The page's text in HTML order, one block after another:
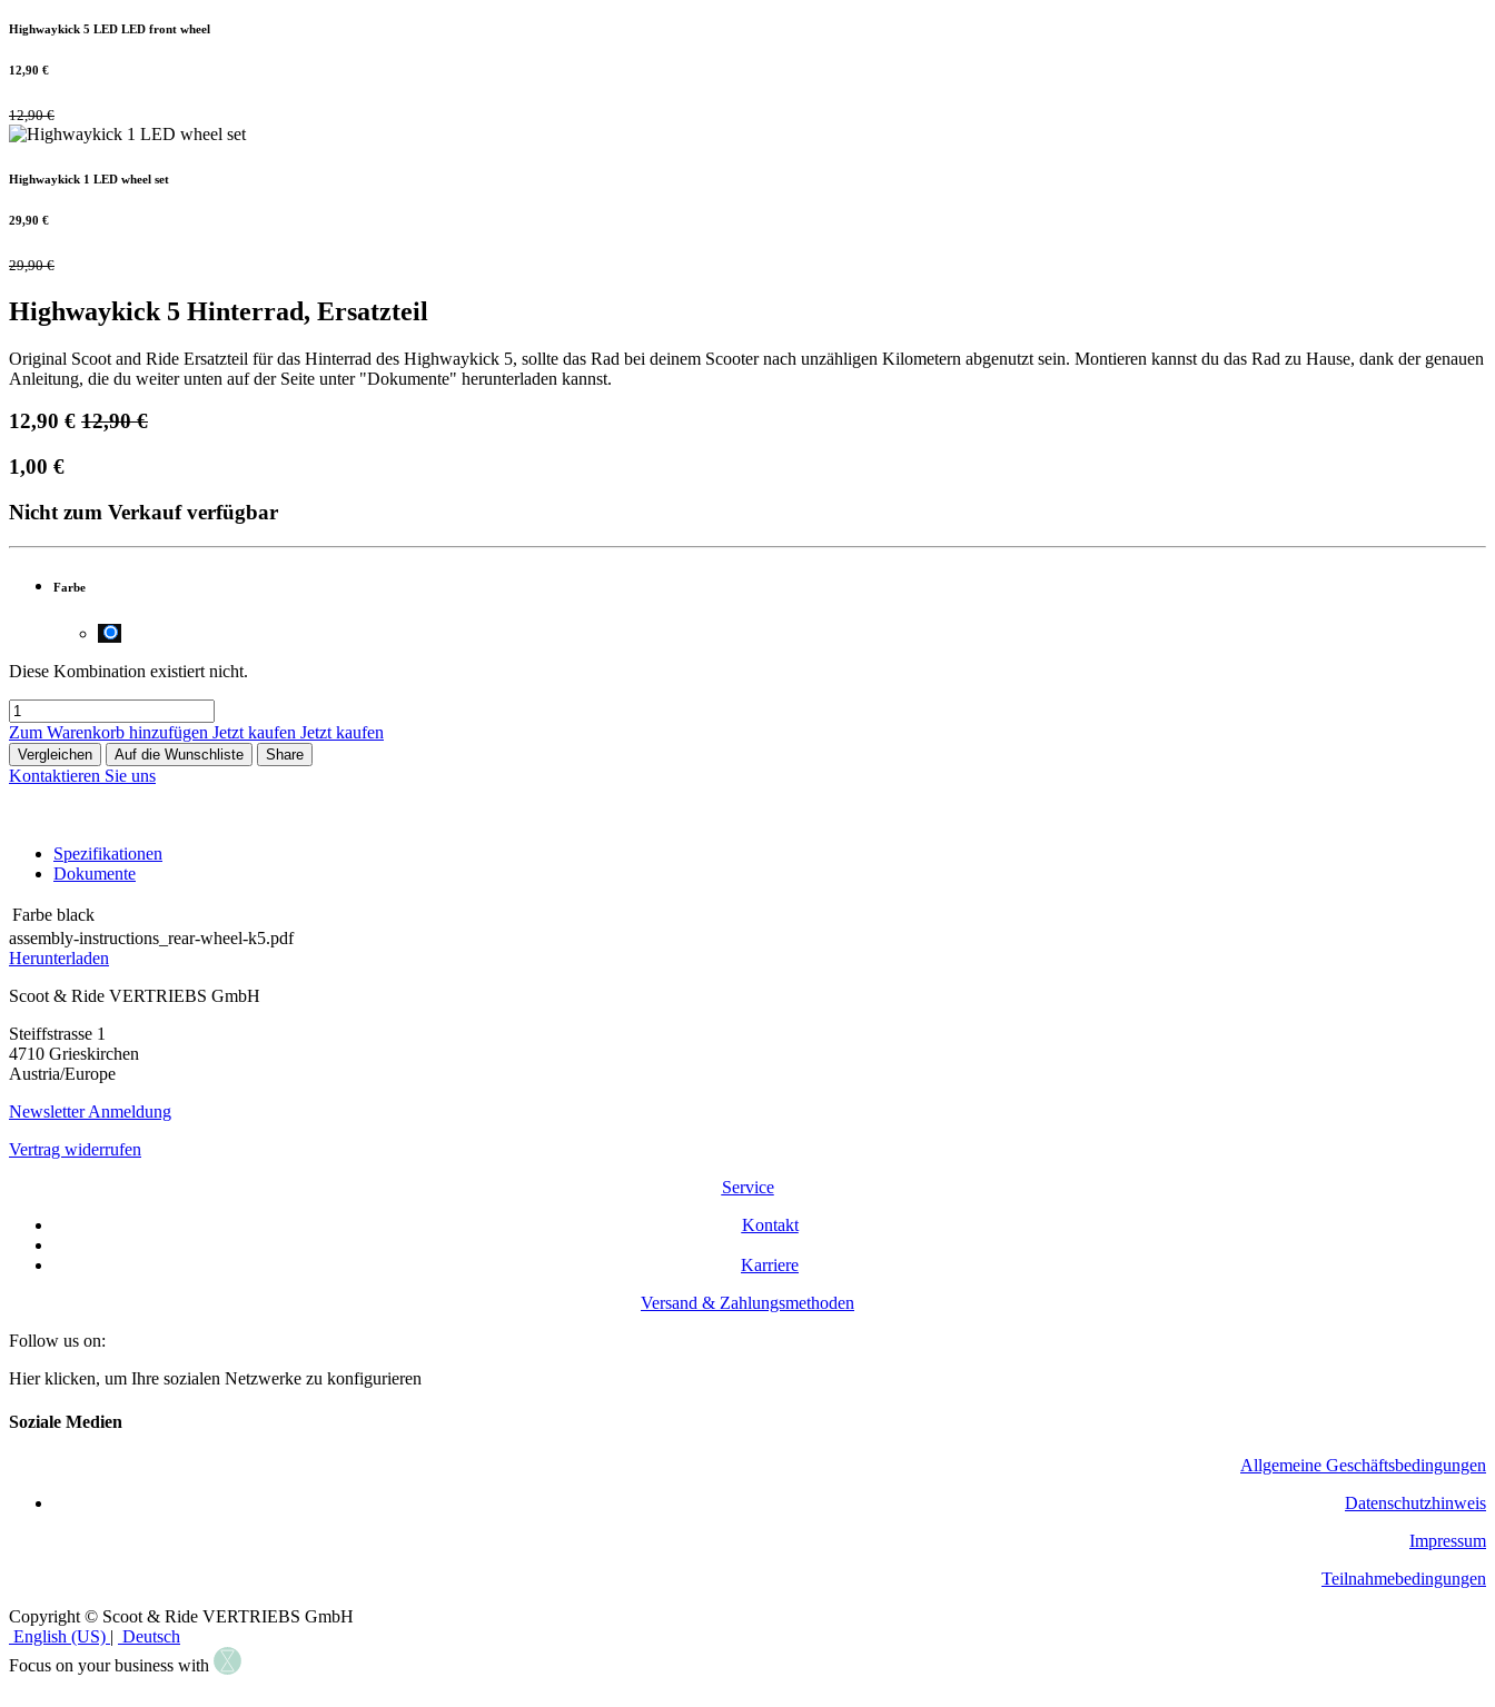
Highwaykick 5 LED LED front wheel
12,90 €
12,90€
Highwaykick 1 LED wheel set
29,90 €
29,90€
Highwaykick 5 Hinterrad, Ersatzteil
Original Scoot and Ride Ersatzteil für das Hinterrad des Highwaykick 5, sollte das Rad bei deinem Scooter nach unzähligen Kilometern abgenutzt sein. Montieren kannst du das Rad zu Hause, dank der genauen
Anleitung, die du weiter unten auf der Seite unter "Dokumente" herunterladen kannst.
12,90 € 12,90€
1,00 €
Nicht zum Verkauf verfügbar
Farbe
Diese Kombination existiert nicht.
Zum Warenkorb hinzufügen Jetzt kaufen Jetzt kaufen
Vergleichen Auf die Wunschliste Share
Kontaktieren Sie uns
Spezifikationen
Dokumente
Farbe black
assembly-instructions_rear-wheel-k5.pdf
Herunterladen
Scoot & Ride VERTRIEBS GmbH
Steiffstrasse 1
4710 Grieskirchen
Austria/Europe
Newsletter Anmeldung
Vertrag widerrufen
Service
Kontakt
Karriere
Versand & Zahlungsmethoden
Follow us on:
Hier klicken, um Ihre sozialen Netzwerke zu konfigurieren
Soziale Medien
Allgemeine Geschäftsbedingungen
​Datenschutzhinweis
Impressum
Teilnahmebedingungen
Copyright © Scoot & Ride VERTRIEBS GmbH
English (US) | Deutsch
Focus on your business with